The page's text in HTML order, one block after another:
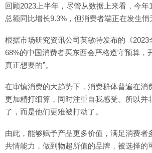
回顾2023上半年，尽管从数据上来看，今年
总额同比增长9.3%，但消费者端正在发生悄
根据市场研究资讯公司英敏特发布的《2023
68%的中国消费者买东西会严格遵守预算，
真正想要的”。
在审慎消费的大趋势下，消费群体普遍在消
更加精打细算，同时注重自我感受。所以并
了，而是他们更难被打动了。
由此，能够赋予产品更多价值，满足消费者
共情能力，做到物超所值的品牌，被选择的